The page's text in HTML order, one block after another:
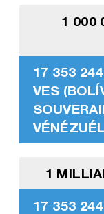
1 000
17 353
VES
1
17 353